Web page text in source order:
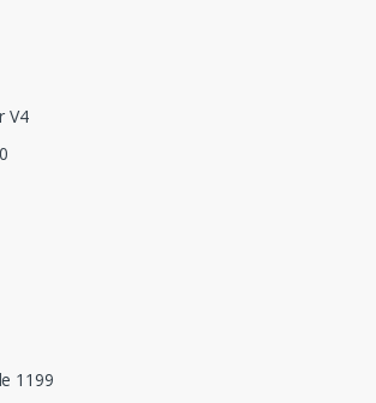
V4
1199